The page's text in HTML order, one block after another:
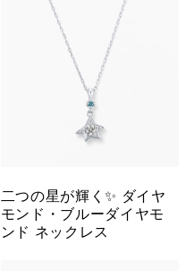
二つの星が輝く✨ ダイヤ
モンド・ブルーダイヤモ
ンド ネックレス